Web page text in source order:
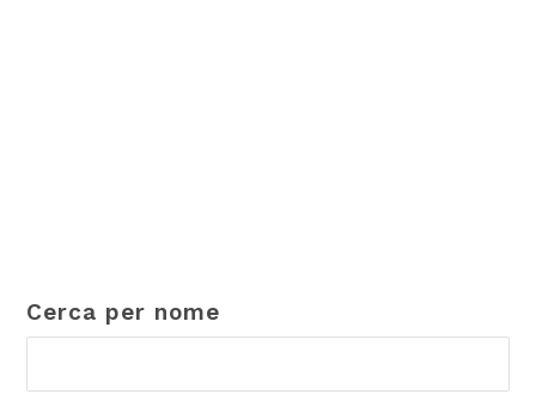
Cerca per nome